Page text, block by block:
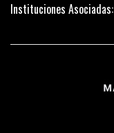
Instituciones Asociadas: